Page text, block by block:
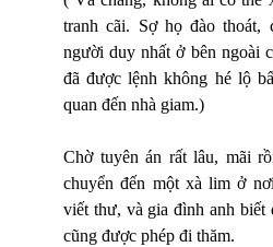
tranh cãi. Sợ họ đào thoát,
người duy nhất ở bên ngoài
đã được lệnh không hé lộ
quan đến nhà giam.)
Chờ tuyên án rất lâu, mãi
chuyển đến một xà lim ở
viết thư, và gia đình anh biết
cũng được phép đi thăm.